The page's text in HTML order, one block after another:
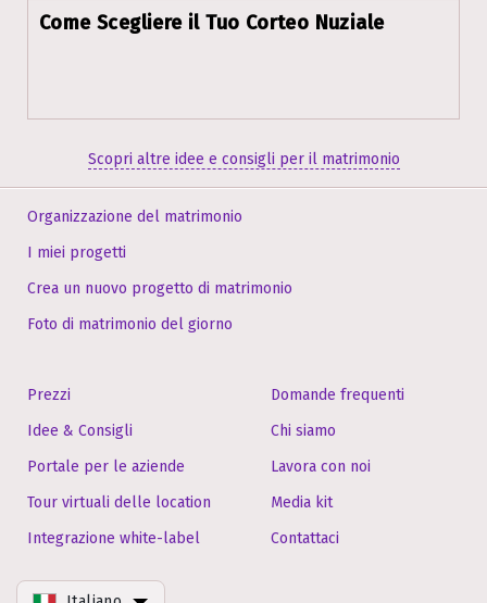
Come Scegliere il Tuo Corteo Nuziale
Scopri altre idee e consigli per il matrimonio
Organizzazione del matrimonio
I miei progetti
Crea un nuovo progetto di matrimonio
Foto di matrimonio del giorno
Prezzi
Idee & Consigli
Portale per le aziende
Tour virtuali delle location
Integrazione white-label
Domande frequenti
Chi siamo
Lavora con noi
Media kit
Contattaci